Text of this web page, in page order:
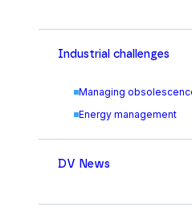
Industrial challenges
Managing
Energy management
DV News